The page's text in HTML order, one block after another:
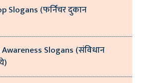
Slogans (फर्निचर दुकान
Slogans (संविधान